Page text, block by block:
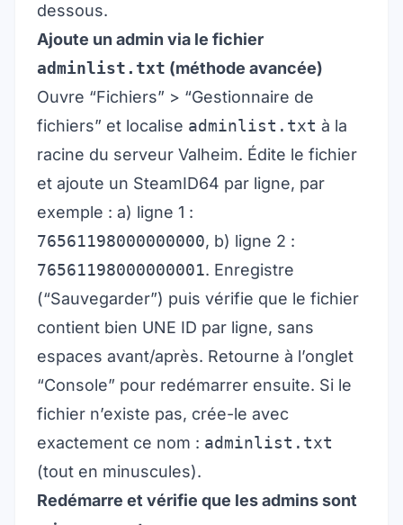
dessous.
Ajoute un admin via le fichier
adminlist.txt (méthode avancée)
Ouvre “Fichiers” > “Gestionnaire de
fichiers” et localise adminlist.txt à la
racine du serveur Valheim. Édite le fichier
et ajoute un SteamID64 par ligne, par
exemple : a) ligne 1 :
76561198000000000, b) ligne 2 :
76561198000000001. Enregistre
(“Sauvegarder”) puis vérifie que le fichier
contient bien UNE ID par ligne, sans
espaces avant/après. Retourne à l’onglet
“Console” pour redémarrer ensuite. Si le
fichier n’existe pas, crée-le avec
exactement ce nom : adminlist.txt
(tout en minuscules).
Redémarre et vérifie que les admins sont